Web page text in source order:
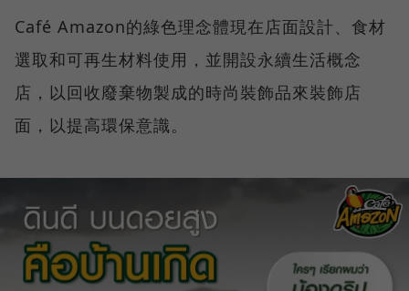
Café Amazon的綠色理念體現在店面設計、食材
選取和可再生材料使用，並開設永續生活概念
店，以回收廢棄物製成的時尚裝飾品來裝飾店
面，以提高環保意識。